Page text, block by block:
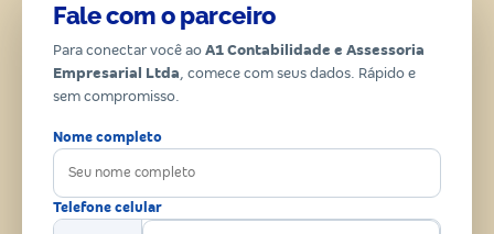
Fale com o parceiro
Para conectar você ao A1 Contabilidade e Assessoria
Empresarial Ltda, comece com seus dados. Rápido e
sem compromisso.
Nome completo
Telefone celular